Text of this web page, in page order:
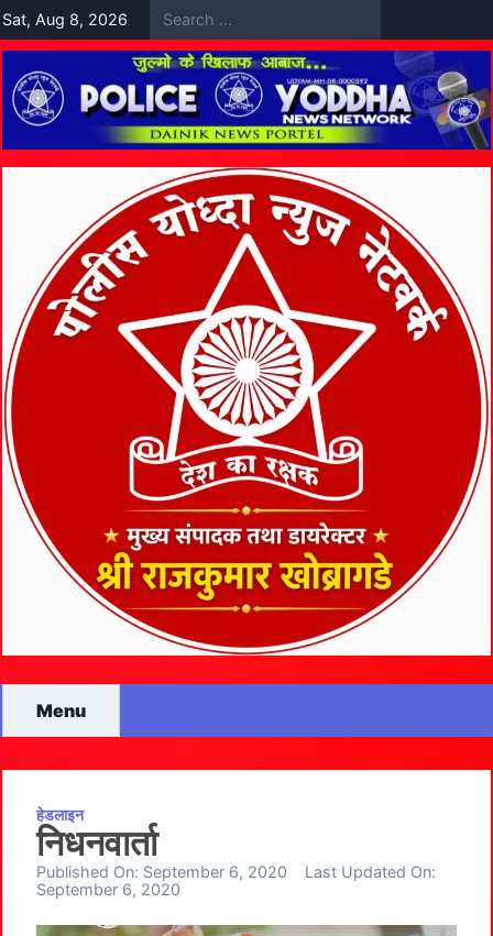
Skip
to
content
Sat, Aug 8, 2026
Menu
हेडलाइन
निधनवार्ता
Published On: September 6, 2020
Last Updated On:
September 6, 2020